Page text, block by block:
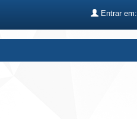
Entrar em: